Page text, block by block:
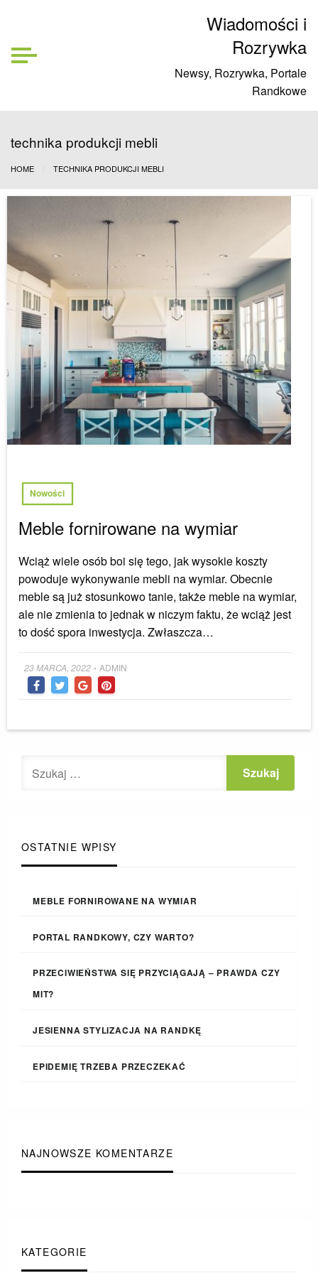
Wiadomości i
Rozrywka
Newsy, Rozrywka, Portale
Randkowe
technika produkcji mebli
HOME TECHNIKA PRODUKCJI MEBLI
Nowości
Meble fornirowane na wymiar
Wciąż wiele osób boi się tego, jak wysokie koszty
powoduje wykonywanie mebli na wymiar. Obecnie
meble są już stosunkowo tanie, także meble na wymiar,
ale nie zmienia to jednak w niczym faktu, że wciąż jest
to dość spora inwestycja. Zwłaszcza…
Posted
on
23 MARCA, 2022 • ADMIN
OSTATNIE WPISY
MEBLE FORNIROWANE NA WYMIAR
PORTAL RANDKOWY, CZY WARTO?
PRZECIWIEŃSTWA SIĘ PRZYCIĄGAJĄ – PRAWDA CZY
MIT?
JESIENNA STYLIZACJA NA RANDKĘ
EPIDEMIĘ TRZEBA PRZECZEKAĆ
NAJNOWSZE KOMENTARZE
KATEGORIE